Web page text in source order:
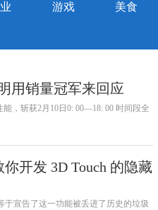
游戏 美食
用销量冠军来回应
，斩获2月10日0: 00—18: 00 时间段全
开发 3D Touch 的隐藏
于宣告了这一功能被丢进了历史的垃圾